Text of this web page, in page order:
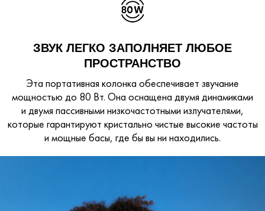
ЗВУК ЛЕГКО ЗАПОЛНЯЕТ ЛЮБОЕ
ПРОСТРАНСТВО
Эта портативная колонка обеспечивает звучание
мощностью до 80 Вт. Она оснащена двумя динамиками
и двумя пассивными низкочастотными излучателями,
которые гарантируют кристально чистые высокие частоты
и мощные басы, где бы вы ни находились.